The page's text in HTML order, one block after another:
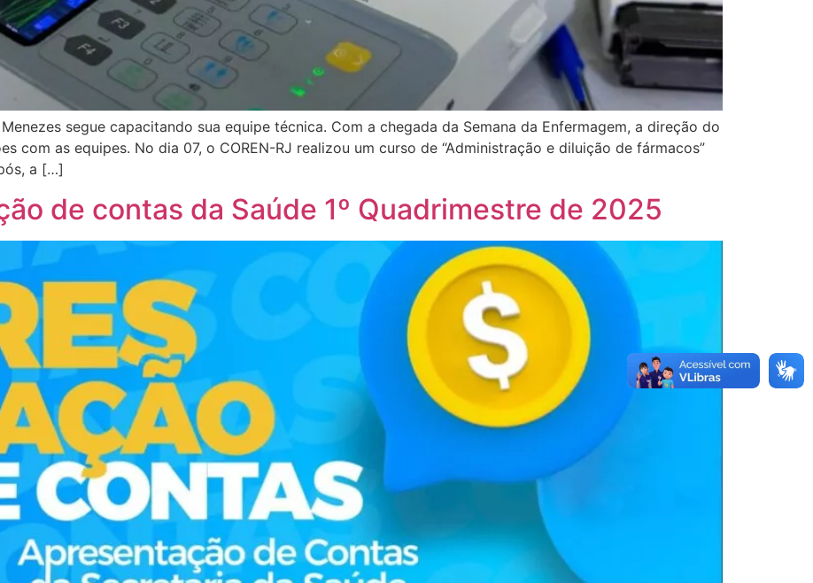
segue capacitando sua equipe técnica. Com a chegada da Semana da Enfermagem, a direção do
com as equipes. No dia 07, o COREN-RJ realizou um curso de “Administração e diluição de fármacos”
a […]
de contas da Saúde 1º Quadrimestre de 2025